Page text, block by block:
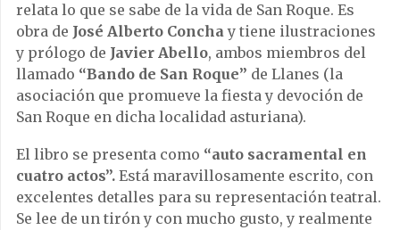
relata lo que se sabe de la vida de San Roque. Es
obra de José Alberto Conchay tiene ilustraciones
y prólogo de Javier Abello, ambos miembros del
llamado “Bando de San Roque” de Llanes (la
asociación que promueve la fiesta y devoción de
San Roque en dicha localidad asturiana).
El libro se presenta como “auto sacramental en
cuatro actos”. Está maravillosamente escrito, con
excelentes detalles para su representación teatral.
Se lee de un tirón y con mucho gusto, y realmente